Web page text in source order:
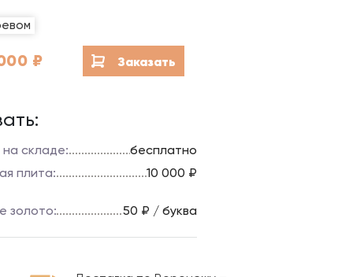
₽ Заказать
складе:
бесплатно
плита:
10 000 ₽
золото: 50 ₽ / буква